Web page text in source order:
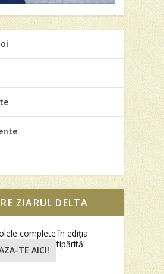
ZIARUL DELTA
complete în ediţia
tipărită!
TE AICI!